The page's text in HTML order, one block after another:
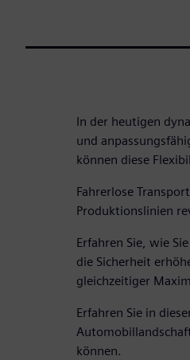
In der heutigen
und
können diese
Fahrerlose
Produktionslinien
Erfahren Sie, wie
die Sicherheit
gleichzeitiger
Erfahren Sie in
können.